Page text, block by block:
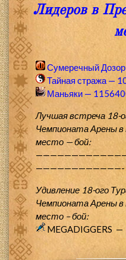
Лидеров в
Сумеречный
Тайная стража —
Маньяки —
Лучшая встреча 18-
Чемпионата Арены
место — бой:
————————————-
Удивление 18-ого
Чемпионата Арены
место – бой:
MEGADIGGERS —